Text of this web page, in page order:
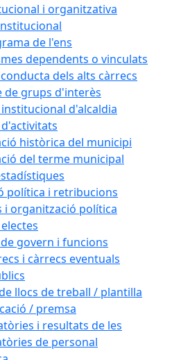
i organitzativa
de l'ens
dependents o vinculats
dels alts càrrecs
de grups d'interès
d'alcaldia
històrica del municipi
del terme municipal
política i retribucions
i organització política
govern i funcions
i càrrecs eventuals
llocs de treball / plantilla
/ premsa
i resultats de les
de personal